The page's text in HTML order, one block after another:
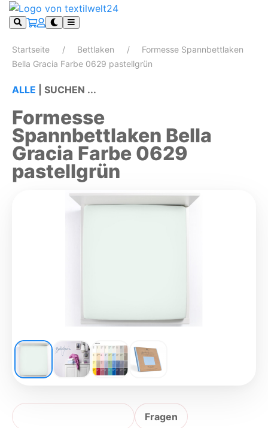
Startseite Bettlaken
Formesse Spannbettlaken
Bella Gracia Farbe 0629 pastellgrün
ALLE SUCHEN ...
Formesse
Spannbettlaken Bella
Gracia Farbe 0629
pastellgrün
Fragen